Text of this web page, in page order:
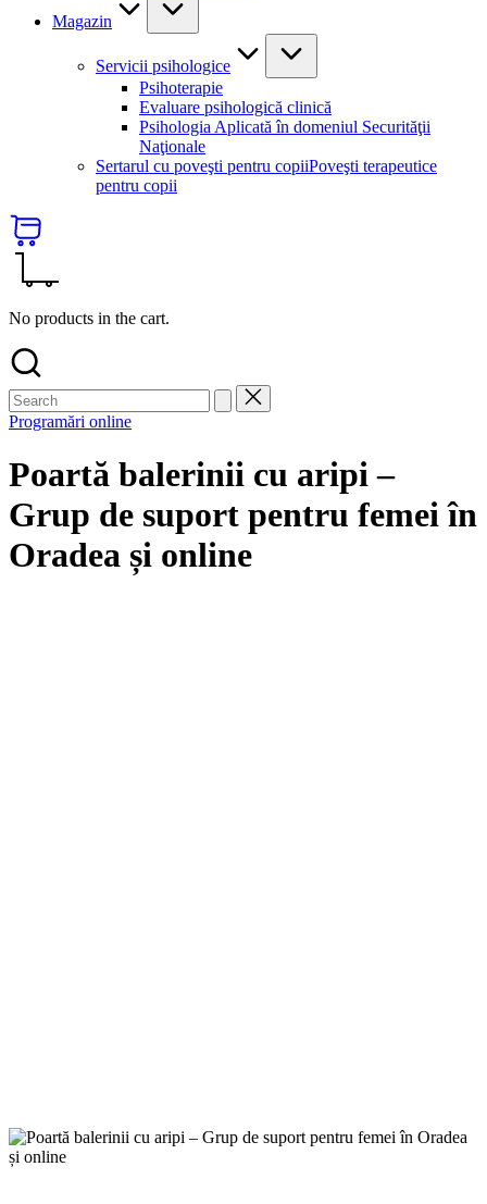
Magazin
Servicii psihologice
Psihoterapie
Evaluare psihologică clinică
Psihologia Aplicată în domeniul Securităţii
Naţionale
Sertarul cu poveşti pentru copiiPoveşti terapeutice
pentru copii
No products in the cart.
Programări online
Poartă balerinii cu aripi –
Grup de suport pentru femei în
Oradea și online